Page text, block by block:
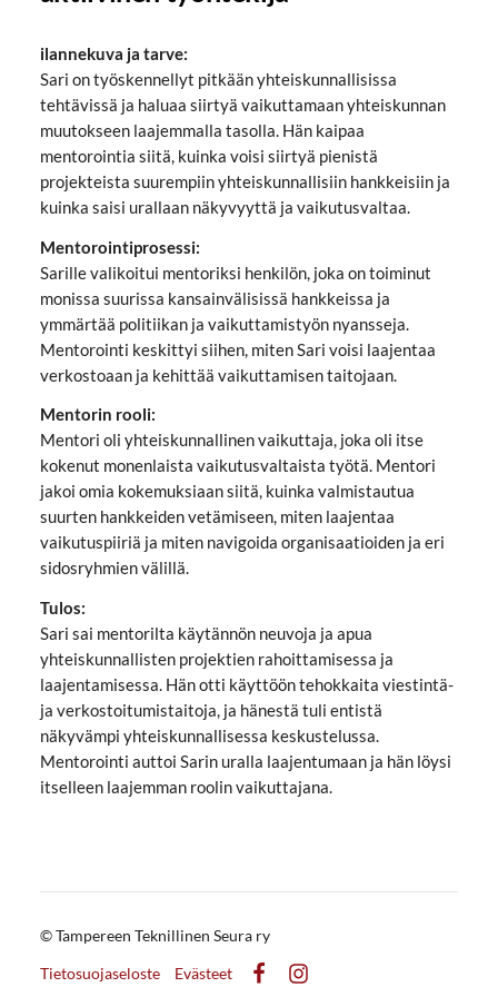
ilannekuva ja tarve:
Sari on työskennellyt pitkään yhteiskunnallisissa
tehtävissä ja haluaa siirtyä vaikuttamaan yhteiskunnan
muutokseen laajemmalla tasolla. Hän kaipaa
mentorointia siitä, kuinka voisi siirtyä pienistä
projekteista suurempiin yhteiskunnallisiin hankkeisiin ja
kuinka saisi urallaan näkyvyyttä ja vaikutusvaltaa.
Mentorointiprosessi:
Sarille valikoitui mentoriksi henkilön, joka on toiminut
monissa suurissa kansainvälisissä hankkeissa ja
ymmärtää politiikan ja vaikuttamistyön nyansseja.
Mentorointi keskittyi siihen, miten Sari voisi laajentaa
verkostoaan ja kehittää vaikuttamisen taitojaan.
Mentorin rooli:
Mentori oli yhteiskunnallinen vaikuttaja, joka oli itse
kokenut monenlaista vaikutusvaltaista työtä. Mentori
jakoi omia kokemuksiaan siitä, kuinka valmistautua
suurten hankkeiden vetämiseen, miten laajentaa
vaikutuspiiriä ja miten navigoida organisaatioiden ja eri
sidosryhmien välillä.
Tulos:
Sari sai mentorilta käytännön neuvoja ja apua
yhteiskunnallisten projektien rahoittamisessa ja
laajentamisessa. Hän otti käyttöön tehokkaita viestintä-
ja verkostoitumistaitoja, ja hänestä tuli entistä
näkyvämpi yhteiskunnallisessa keskustelussa.
Mentorointi auttoi Sarin uralla laajentumaan ja hän löysi
itselleen laajemman roolin vaikuttajana.
©Tampereen Teknillinen Seura ry
Tietosuojaseloste
Evästeet